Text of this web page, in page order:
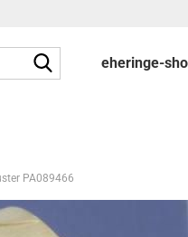
eheringe-
PA089466